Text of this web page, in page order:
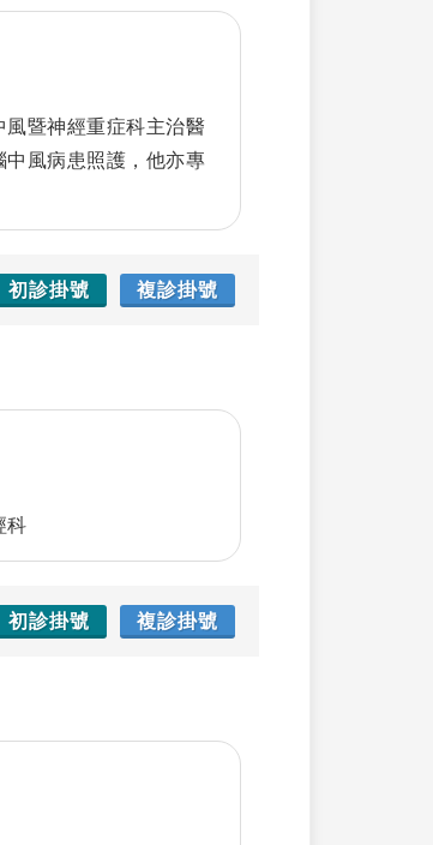
暨神經重症科主治醫
風病患照護，他亦專
初診掛號 複診掛號
科
初診掛號 複診掛號